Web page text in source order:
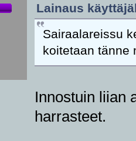
Lainaus
Sairaalareissu
koitetaan tänne
Innostuin liian
harrasteet.